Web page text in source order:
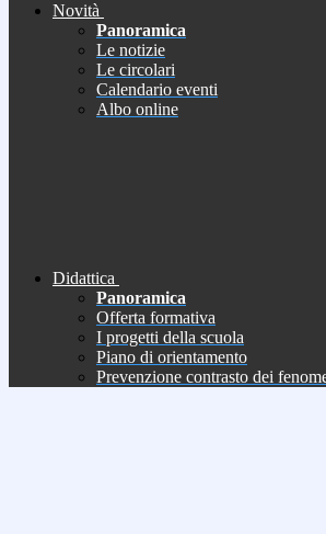
Novità
Panoramica
Le notizie
Le circolari
Calendario eventi
Albo online
Didattica
Panoramica
Offerta formativa
I progetti della scuola
Piano di orientamento
Prevenzione contrasto dei